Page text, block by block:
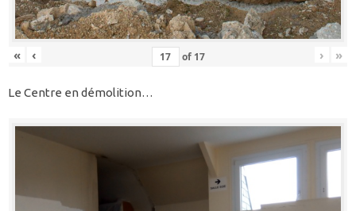
« ‹ of 17 › »
Le Centre en démolition…